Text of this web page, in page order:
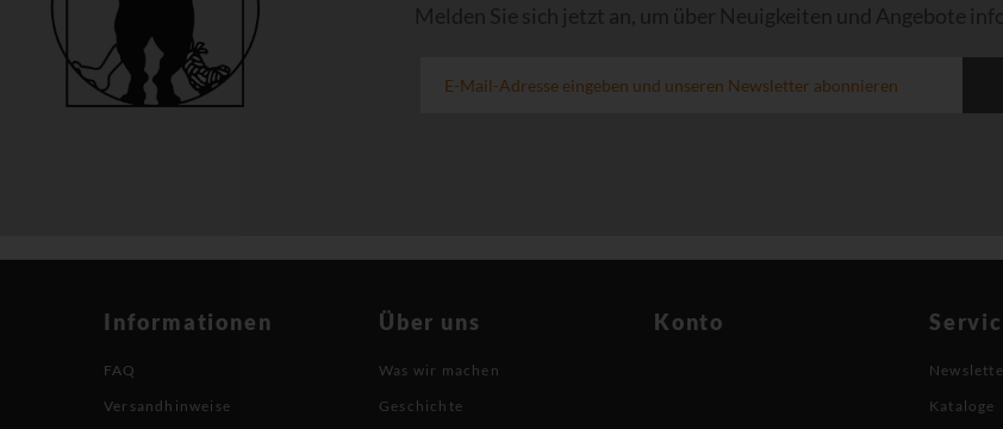
Melden Sie sich jetzt an, um über Neuigkeiten und Angebote
Informationen
FAQ
Versandhinweise
Über uns
Was wir machen
Geschichte
Konto
Kataloge